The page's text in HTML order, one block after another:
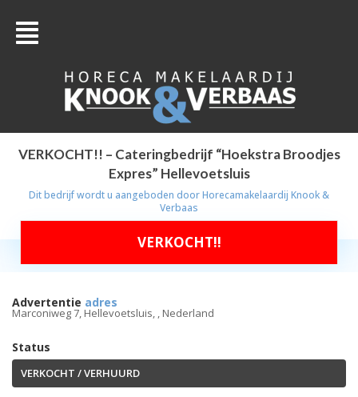
VERKOCHT!! – Cateringbedrijf “Hoekstra Broodjes
Expres” Hellevoetsluis
Dit bedrijf wordt u aangeboden doorHorecamakelaardij Knook &
Verbaas
VERKOCHT!!
Advertentie adres
Marconiweg 7, Hellevoetsluis, , Nederland
Status
VERKOCHT / VERHUURD